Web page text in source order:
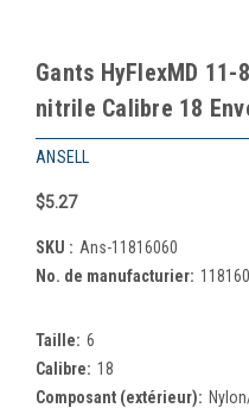
Gants HyFlexMD
nitrile Calibre 18
ANSELL
$5.27
SKU : Ans-11816060
No. de manufacturier:
Taille: 6
Calibre: 18
Composant (extérieur):